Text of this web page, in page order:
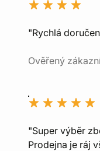
"Rychlá
Ověřený
"Super výběr
Prodejna je ráj